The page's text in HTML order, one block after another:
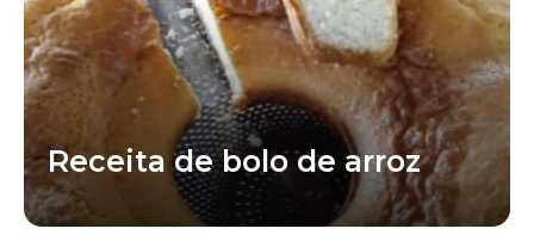
Receita de bolo de arroz